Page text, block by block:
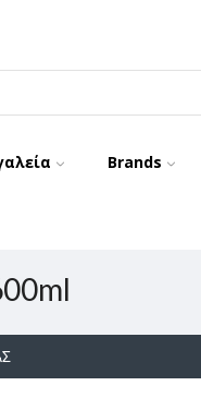
Brands